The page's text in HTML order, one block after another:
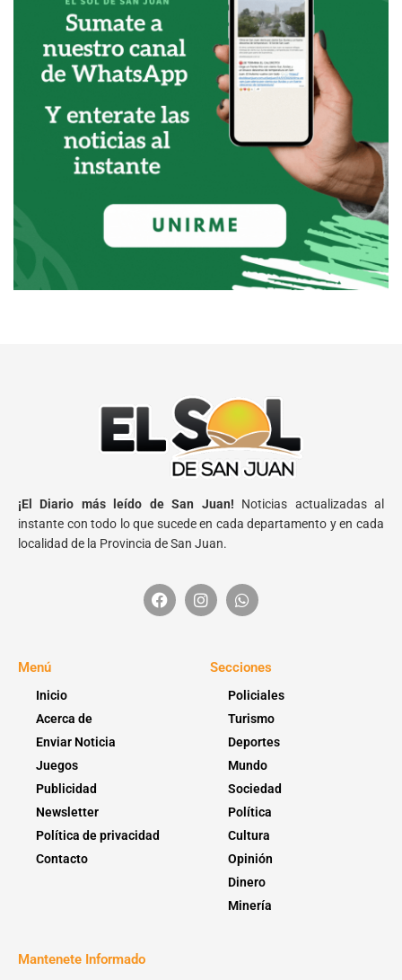
¡El Diario más leído de San Juan! Noticias actualizadas al
instante con todo lo que sucede en cada departamento y en cada
localidad de la Provincia de San Juan.
Menú
Inicio
Acerca de
Enviar Noticia
Juegos
Publicidad
Newsletter
Política de privacidad
Contacto
Secciones
Policiales
Turismo
Deportes
Mundo
Sociedad
Política
Cultura
Opinión
Dinero
Minería
Mantenete Informado